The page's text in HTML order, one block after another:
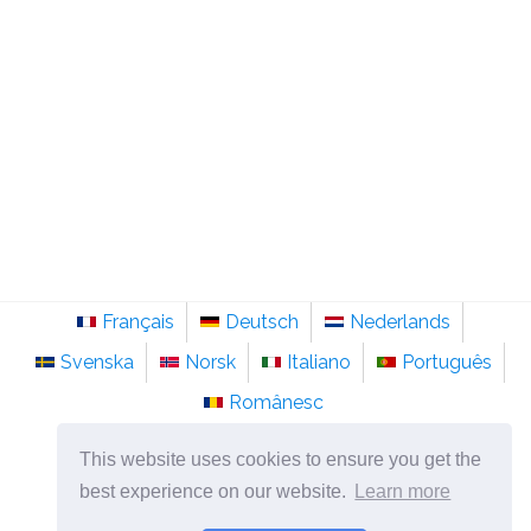
This website uses cookies to ensure you get the
best experience on our website.
Learn more
Français Deutsch
Nederlands
Svenska
Norsk Italiano
Português
Românesc
©2026ro.sainte-anastasie.org
Psihologie, filozofie și gândire despre viață.